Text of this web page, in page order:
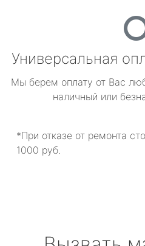
Универсальная
Мы берем оплату от Вас
наличный или
*При отказе от ремонта
1000 руб.